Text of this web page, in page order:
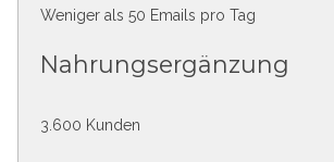
Weniger als 50 Emails pro Tag
Nahrungsergänzung
3.600 Kunden